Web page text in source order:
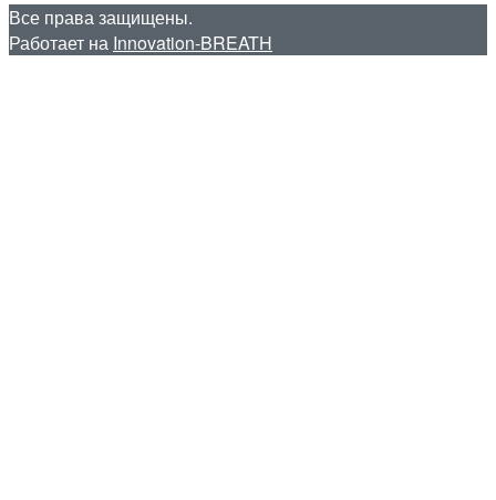
Все права защищены.
Работает на Innovation-BREATH